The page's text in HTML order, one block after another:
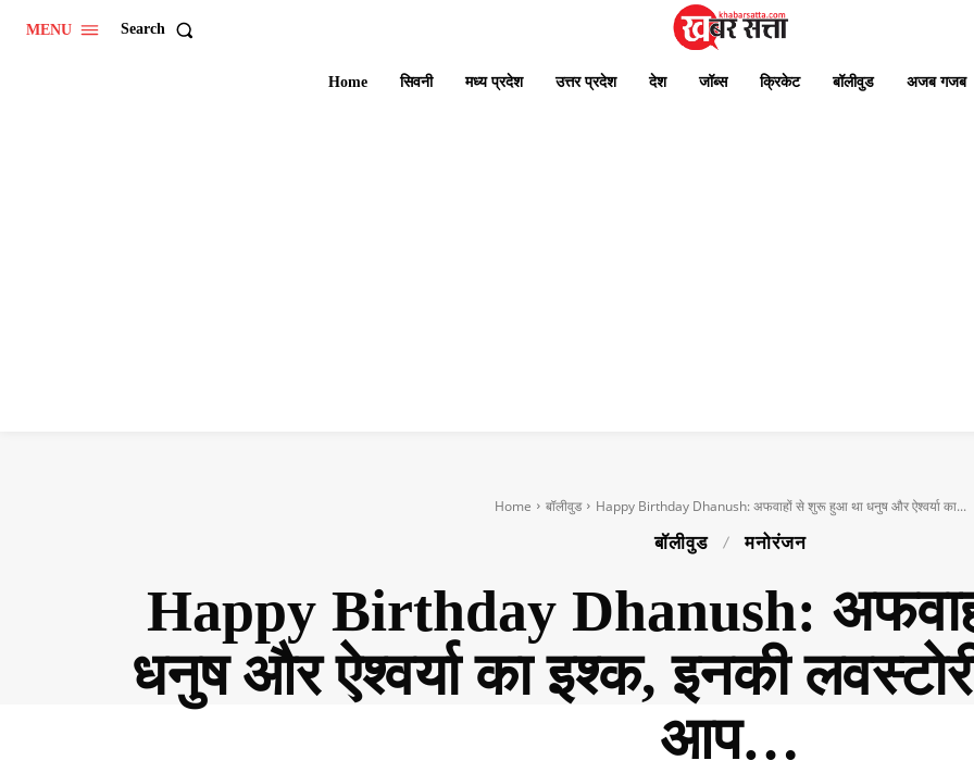
MENU Search
Home सिवनी मध्य प्रदेश उत्तर प्रदेश देश जॉब्स क्रिकेट बॉलीवुड अजब गजब
Home बॉलीवुड Happy Birthday Dhanush: अफवाहों से शुरू हुआ था धनुष और ऐश्वर्या का...
बॉलीवुड मनोरंजन
Happy Birthday Dhanush:
धनुष और ऐश्वर्या का इश्क, इनकी
आप…